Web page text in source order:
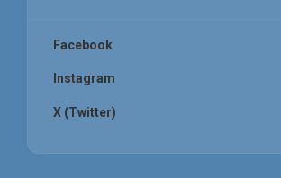
Facebook
Instagram
X (Twitter)